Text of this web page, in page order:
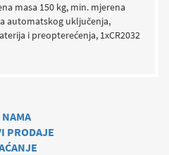
masa 150 kg, min. mjerena
automatskog uključenja,
i preopterećenja, 1xCR2032
NAMA
PRODAJE